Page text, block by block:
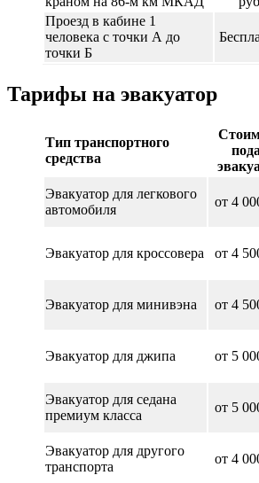
Проезд в кабине 1
человека с точки А до
точки Б
Тарифы на эвакуатор
Тип транспортного
средства
Эвакуатор для легкового
автомобиля
от 4
Эвакуатор для кроссовера от 4
Эвакуатор для минивэна от 4
Эвакуатор для джипа от 5
Эвакуатор для седана
премиум класса
от 5
Эвакуатор для другого
транспорта
от 4